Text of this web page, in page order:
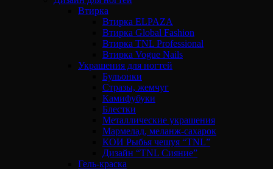
Втирка
Втирка ELPAZA
Втирка Global Fashion
Втирка TNL Professional
Втирка Vogue Nails
Украшения для ногтей
Бульонки
Стразы, жемчуг
Камифубуки
Блестки
Металлические украшения
Мармелад, меланж-сахарок
КОИ Рыбья чешуя “TNL”
Дизайн “TNL Сияние”
Гель-краска